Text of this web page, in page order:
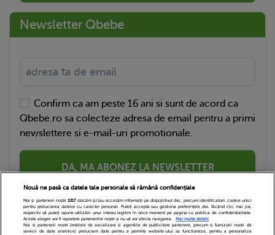
Newsletter Qbebe
Confirm ca am peste 16 ani si sunt de acord ca
Qbebe.ro sa colecteze adresa de email pentru a primi
newslettere si e-mail-uri promotionale.
DA, MA ABONEZ LA NEWSLETTER
Nouă ne pasă ca datele tale personale să rămână confidențiale
Noi și partenerii noștri 1017stocăm și/sau accesăm informații pe dispozitivul dvs., precum identificatorii cookie unici
pentru prelucrarea datelor cu caracter personal. Puteți accepta sau gestiona preferințele dvs. făcând clic mai jos,
respectiv vă puteți opune utilizării unui interes legitim în orice moment pe pagina cu politica de confidențialitate.
Aceste alegeri vor fi raportate partenerilor noștri și nu vă vor afecta navigarea.
Mai multe detalii
Noi si partenerii nostri (retelele de socializare si agentiile de publicitate partenere, precum si furnizorii nostri de
servicii de date analitice) prelucram date pentru a permite website-ului sa functioneze, pentru a personaliza